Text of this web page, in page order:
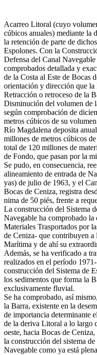
Acarreo Litoral (cuyo
cúbicos anuales) mediante la
la retención de parte de
Espolones. Con la
Defensa del Canal
comprobados detallada y
de la Costa al Este de Bocas
orientación y dirección que la
Retracción o retroceso de la
Disminución del volumen de
según comprobación de
metros cúbicos de su
Río Magdalena deposita
millones de metros cúbicos
total de 120 millones de
de Fondo, que pasan por la
Se pudo, en consecuencia,
alineamiento de entrada de
yas) de julio de 1963, y el
Bocas de Ceniza, registra
nima de 50 piés, frente a
La construcción del Sistema
Navegable ha comprobado
Materiales Trasportados por
de Ceniza- que contribuyen
Marítima y de ahí su
Además, se ha verificado a
realizados en el período
construcción del Sistema de
los sedimentos que forma la
exclusivamente fluvial.
Se ha comprobado, así
la Barra, existente en la
de importancia determinante
de la deriva Litoral a lo largo
oeste, hacia Bocas de
la construcción del sistema
Navegable como ya está